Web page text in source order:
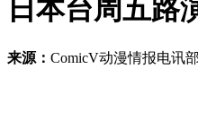
日本台周五路
来源： ComicV动漫情报电讯部